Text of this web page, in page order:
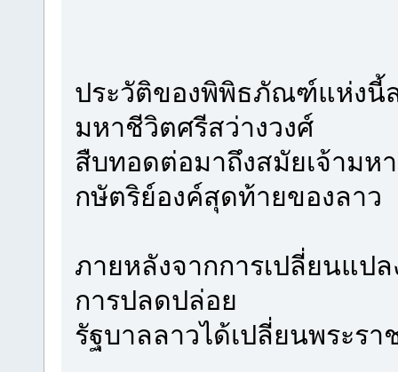
ประวัติของพิพิธภัณฑ์แห่งนี้
มหาชีวิตศรีสว่างวงศ์
สืบทอดต่อมาถึงสมัยเจ้ามห
กษัตริย์องค์สุดท้ายของลาว
ภายหลังจากการเปลี่ยนแป
การปลดปล่อย
รัฐบาลลาวได้เปลี่ยนพระร